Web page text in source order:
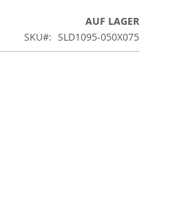
AUF LAGER
SKU
SLD1095-050X075